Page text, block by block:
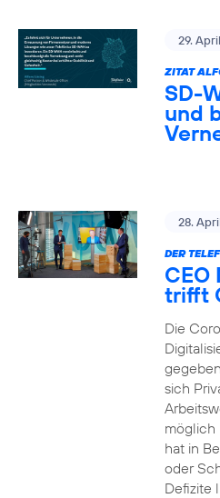
29.
ZITAT
SD-
und
28.
DER
CEO
trifft
Die
sich
möglich
hat in
oder
Defizite